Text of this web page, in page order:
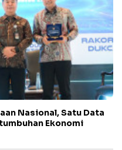
Nasional, Satu Data
Ekonomi